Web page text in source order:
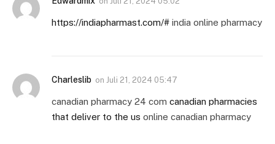
https://indiapharmast.com/# india online pharmacy
Charleslib on Juli 21, 2024 05:47
canadian pharmacy 24 com canadian pharmacies
that deliver to the us online canadian pharmacy